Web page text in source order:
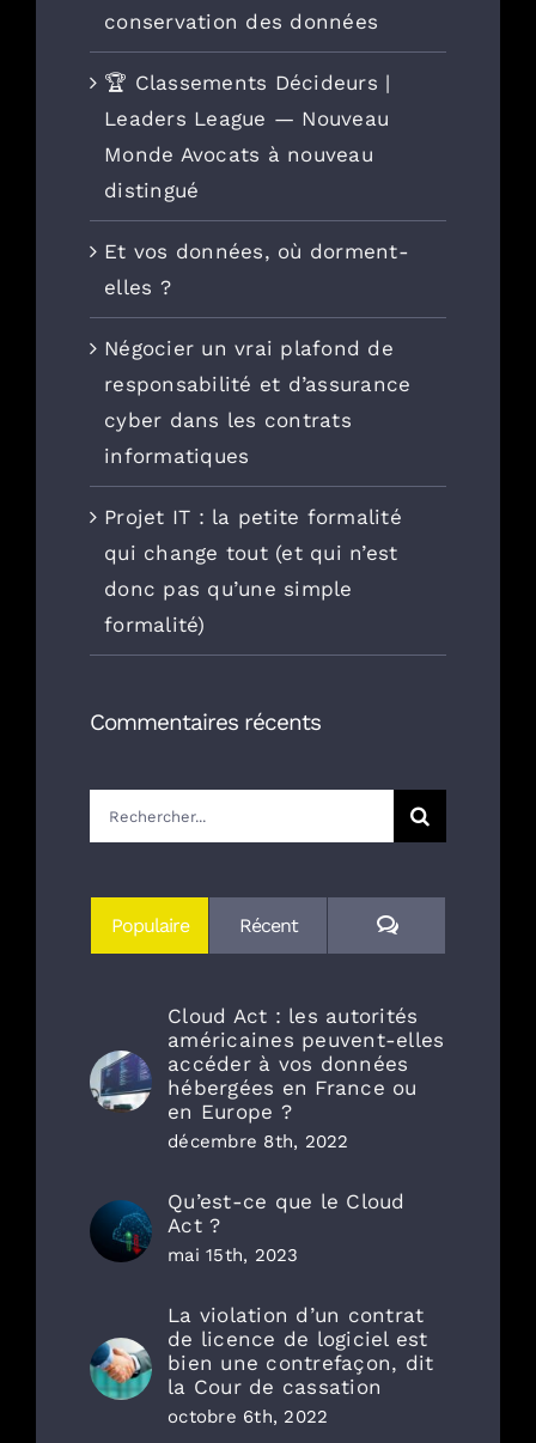
conservation des données
🏆 Classements Décideurs |
Leaders League — Nouveau
Monde Avocats à nouveau
distingué
Et vos données, où dorment-
elles ?
Négocier un vrai plafond de
responsabilité et d’assurance
cyber dans les contrats
informatiques
Projet IT : la petite formalité
qui change tout (et qui n’est
donc pas qu’une simple
formalité)
Commentaires récents
Rechercher:
Populaire Récent Commentaires
Cloud Act : les autorités
américaines peuvent-elles
accéder à vos données
hébergées en France ou
en Europe ?
décembre 8th, 2022
Qu’est-ce que le Cloud
Act ?
mai 15th, 2023
La violation d’un contrat
de licence de logiciel est
bien une contrefaçon, dit
la Cour de cassation
octobre 6th, 2022